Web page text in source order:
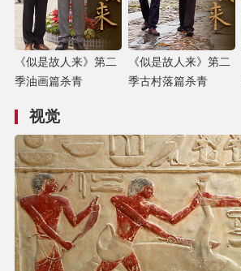
《似是故人来》第二
季油画篇杀青
《似是故人来》第二
季古村落篇杀青
视觉